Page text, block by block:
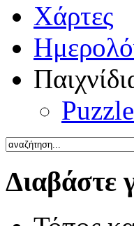
Χάρτες
Puzzle
Διαβάστε